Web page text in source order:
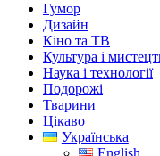
Гумор
Дизайн
Кіно та ТВ
Культура і
Наука і технології
Подорожі
Тварини
Цікаво
Українська
English